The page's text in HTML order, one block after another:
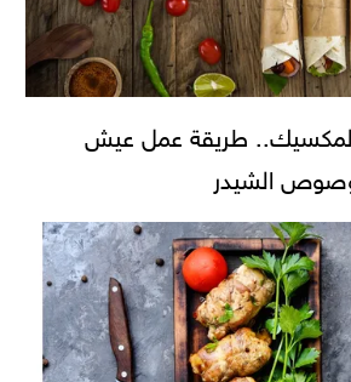
طريقة عمل عيش
وصوص الشيدر